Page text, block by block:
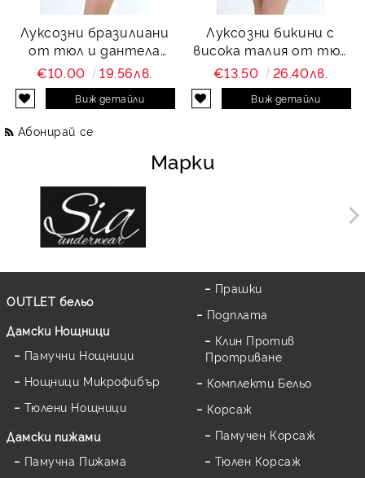
Луксозни бразилиани
от тюл и дантела
Charity
€10.00 19.56лв.
Виж детайли
Луксозни бикини с
висока талия от тюл
и дантела Charity
€13.50 26.40лв.
Виж детайли
Абонирай се
Марки
OUTLET бельо
Дамски Нощници
Памучни Нощници
Нощници Микрофибър
Тюлени Нощници
Дамски пижами
Памучна Пижама
Прашки
Подплата
Клин Против
Протриване
Комплекти Бельо
Корсаж
Памучен Корсаж
Тюлен Корсаж